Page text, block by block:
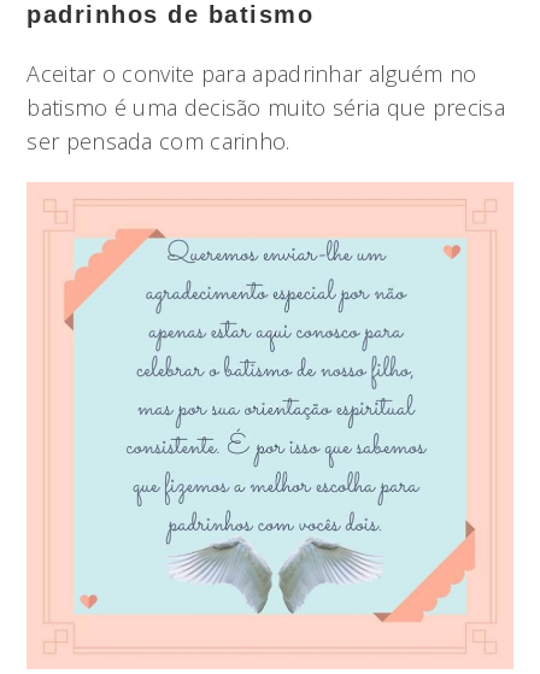
padrinhos de batismo
Aceitar o convite para apadrinhar alguém no
batismo é uma decisão muito séria que precisa
ser pensada com carinho.